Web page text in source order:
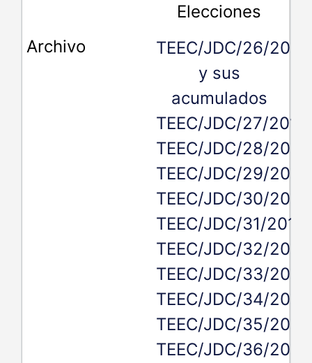
Elecciones
TEEC/JDC/26/2019
y sus
acumulados
TEEC/JDC/27/2019,
TEEC/JDC/28/2019,
TEEC/JDC/29/2019,
TEEC/JDC/30/2019,
TEEC/JDC/31/2019,
TEEC/JDC/32/2019,
TEEC/JDC/33/2019,
TEEC/JDC/34/2019,
TEEC/JDC/35/2019,
TEEC/JDC/36/2019,